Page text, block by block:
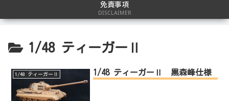
免責事項
DISCLAIMER
1/48 ティーガーⅡ
1/48 ティーガーⅡ 1/48 ティーガーⅡ 黒森峰仕様